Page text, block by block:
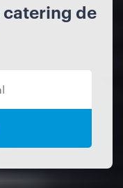
catering de